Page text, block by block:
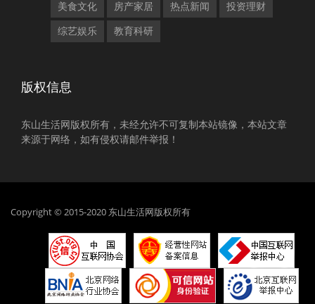
美食文化 房产家居 热点新闻 投资理财
综艺娱乐 教育科研
版权信息
东山生活网版权所有，未经允许不可复制本站镜像，本站文章
来源于网络，如有侵权请邮件举报！
Copyright © 2015-2020 东山生活网版权所有